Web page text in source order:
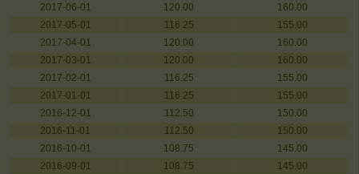
2017-06-01
120.00
160.00
2017-05-01
116.25
155.00
2017-04-01
120.00
160.00
2017-03-01
120.00
160.00
2017-02-01
116.25
155.00
2017-01-01
116.25
155.00
2016-12-01
112.50
150.00
2016-11-01
112.50
150.00
2016-10-01
108.75
145.00
2016-09-01
108.75
145.00